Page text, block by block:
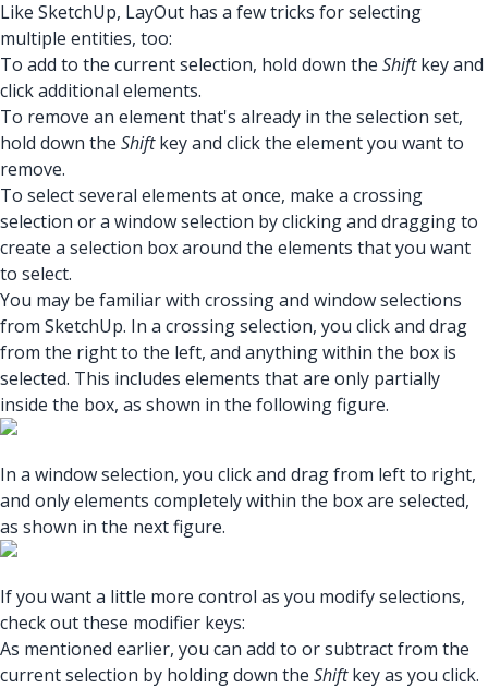
Like SketchUp, LayOut has a few tricks for selecting
multiple entities, too:
To add to the current selection, hold down the Shiftkey and
click additional elements.
To remove an element that's already in the selection set,
hold down the Shiftkey and click the element you want to
remove.
To select several elements at once, make a crossing
selection or a window selection by clicking and dragging to
create a selection box around the elements that you want
to select.
You may be familiar with crossing and window selections
from SketchUp. In a crossing selection, you click and drag
from the right to the left, and anything within the box is
selected. This includes elements that are only partially
inside the box, as shown in the following figure.
In a window selection, you click and drag from left to right,
and only elements completely within the box are selected,
as shown in the next figure.
If you want a little more control as you modify selections,
check out these modifier keys:
As mentioned earlier, you can add to or subtract from the
current selection by holding down the Shiftkey as you click.